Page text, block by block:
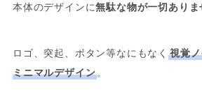
本体のデザインに無駄な物が一切ありま
ロゴ、突起、ボタン等なにもなく視覚
ミニマルデザイン 。